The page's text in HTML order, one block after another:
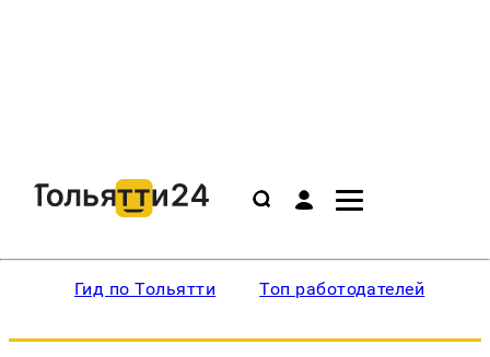
Гид по Тольятти Топ работодателей